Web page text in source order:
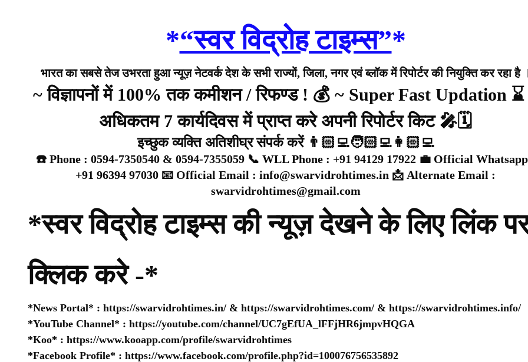
*“स्वर विद्रोह टाइम्स”*
भारत का सबसे तेज उभरता हुआ न्यूज़ नेटवर्क देश के सभी राज्यों, जिला, नगर एवं ब्लॉक में रिपोर्टर की नियुक्ति कर रहा है
~ विज्ञापनों में 100% तक कमीशन / रिफण्ड ! 💰 ~ Super Fast Updation
अधिकतम 7 कार्यदिवस में प्राप्त करे अपनी रिपोर्टर किट 🎤🗓️
इच्छुक व्यक्ति अतिशीघ्र संपर्क करें 👨🏻‍💻🧑🏻‍💻👩🏻‍💻
☎️ Phone : 0594-7350540 & 0594-7355059 📞 WLL Phone : +91 94129 17922 💼 Official
+91 96394 97030 📧 Official Email : info@swarvidrohtimes.in 📩 Alternate Email :
swarvidrohtimes@gmail.com
*स्वर विद्रोह टाइम्स की न्यूज़ देखने के लिए लिंक
क्लिक करे -*
*News Portal* : https://swarvidrohtimes.in/ & https://swarvidrohtimes.com/ & https://swarvidrohtimes.info/
*YouTube Channel* : https://youtube.com/channel/UC7gEfUA_lFFjHR6jmpvHQGA
*Koo* : https://www.kooapp.com/profile/swarvidrohtimes
*Facebook Profile* : https://www.facebook.com/profile.php?id=100076756535892